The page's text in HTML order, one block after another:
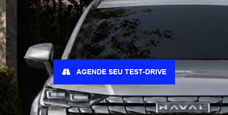
AGENDE SEU TEST-DRIVE